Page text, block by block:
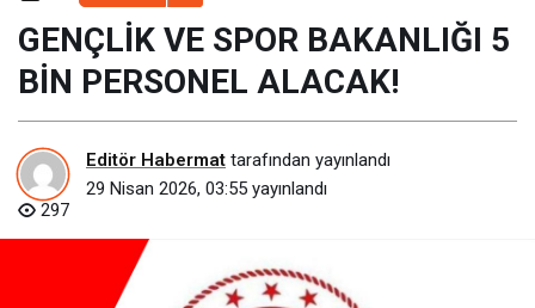
GENÇLİK VE SPOR BAKANLIĞI 5
BİN PERSONEL ALACAK!
Editör Habermat tarafından yayınlandı
29 Nisan 2026, 03:55 yayınlandı
297